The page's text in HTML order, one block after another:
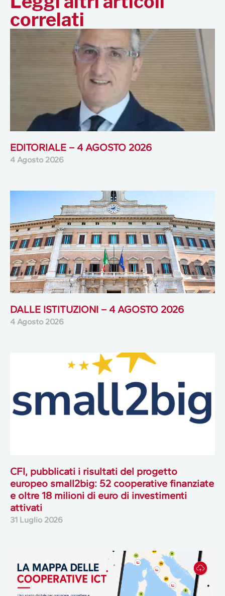
correlati
EDITORIALE – 4 AGOSTO 2026
4 Agosto 2026
DALLE ISTITUZIONI – 4 AGOSTO 2026
4 Agosto 2026
CFI, pubblicati i risultati del progetto
europeo small2big: 52 cooperative finanziate
e oltre 18 milioni di euro di investimenti
attivati
31 Luglio 2026